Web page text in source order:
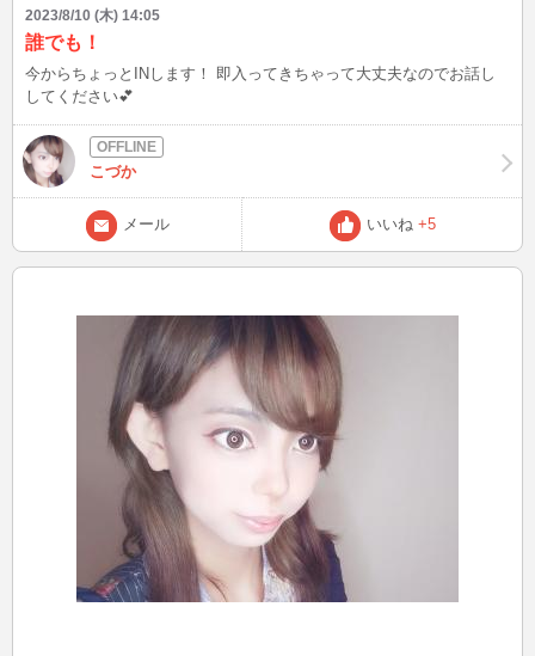
2023/8/10 (木) 14:05
誰でも！
今からちょっとINします！ 即入ってきちゃって大丈夫なのでお話し
してください💕
こづか
メール いいね +5